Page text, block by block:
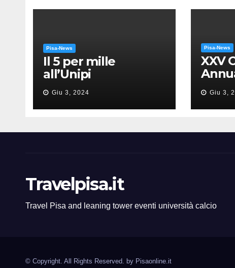
Pisa-News
Il 5 per mille
all’Unipi
Giu 3, 2024
Pisa-News
XXV
Giu 3,
Travelpisa.it
Travel Pisa and leaning tower eventi università calcio
© Copyright. All Rights Reserved. by Pisaonline.it